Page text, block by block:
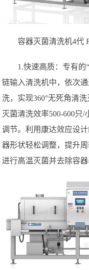
容器灭菌清洗机4代
1.快速高质：专有的
链输入清洗机中，依次
洗，实现360°无死角清
灭菌清洗效率500-600只
调节。利用康达效应设
器形状轻松调整，提升
进行高温灭菌并去除容